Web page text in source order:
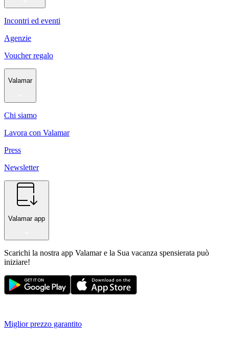
Incontri ed eventi
Agenzie
Voucher regalo
Valamar
Chi siamo
Lavora con Valamar
Press
Newsletter
Valamar app
Scarichi la nostra app Valamar e la Sua vacanza spensierata può
iniziare!
Miglior prezzo garantito